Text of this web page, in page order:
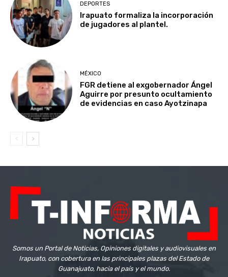
DEPORTES
Irapuato formaliza la incorporación
de jugadores al plantel.
MÉXICO
FGR detiene al exgobernador Ángel
Aguirre por presunto ocultamiento
de evidencias en caso Ayotzinapa
Somos un Portal de Noticias, Opiniones digitales y audiovisuales en
Irapuato, con cobertura en las principales plazas del Estado de
Guanajuato, hacia el país y el mundo.